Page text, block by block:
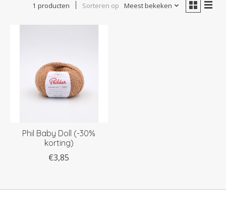
1 producten Sorteren op Meest bekeken
Phil Baby Doll (-30%
korting)
€3,85